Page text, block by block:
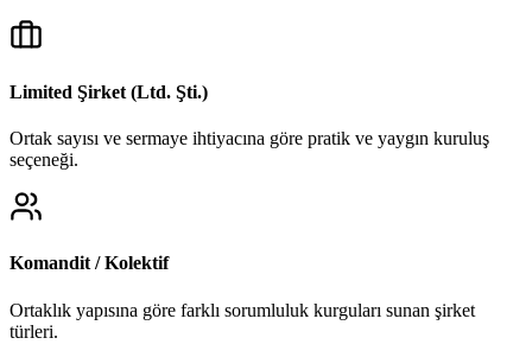
Limited Şirket (Ltd. Şti.)
Ortak sayısı ve sermaye ihtiyacına göre pratik ve yaygın kuruluş
seçeneği.
Komandit / Kolektif
Ortaklık yapısına göre farklı sorumluluk kurguları sunan şirket
türleri.